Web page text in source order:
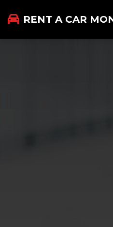
RENT A CAR